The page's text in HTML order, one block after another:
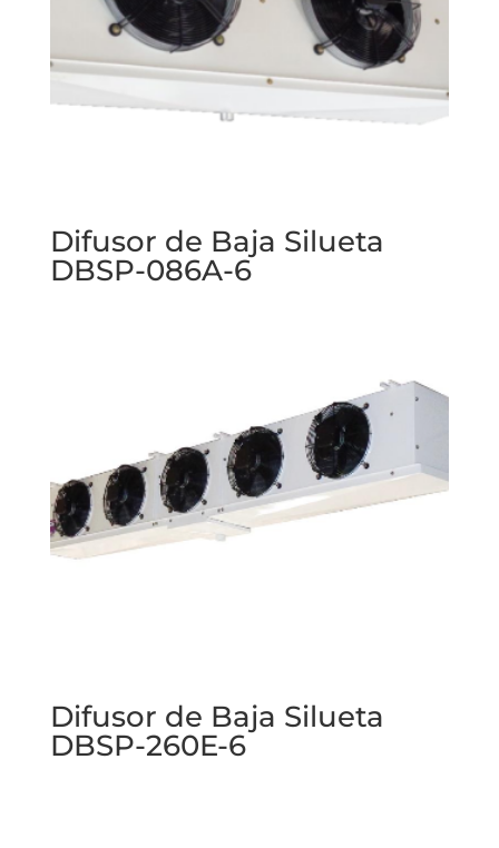
Difusor de Baja Silueta
DBSP-086A-6
Difusor de Baja Silueta
DBSP-260E-6